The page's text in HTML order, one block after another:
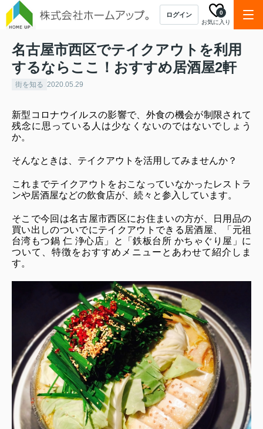
ログイン
お気に入り
0
名古屋市西区でテイクアウトを利用
するならここ！おすすめ居酒屋2軒
街を知る 2020.05.29
新型コロナウイルスの影響で、外食の機会が制限されて
残念に思っている人は少なくないのではないでしょう
か。
そんなときは、テイクアウトを活用してみませんか？
これまでテイクアウトをおこなっていなかったレストラ
ンや居酒屋などの飲食店が、続々と参入しています。
そこで今回は名古屋市西区にお住まいの方が、日用品の
買い出しのついでにテイクアウトできる居酒屋、「元祖
台湾もつ鍋 仁 浄心店」と「鉄板台所 かちゃぐり屋」に
ついて、特徴をおすすめメニューとあわせて紹介しま
す。